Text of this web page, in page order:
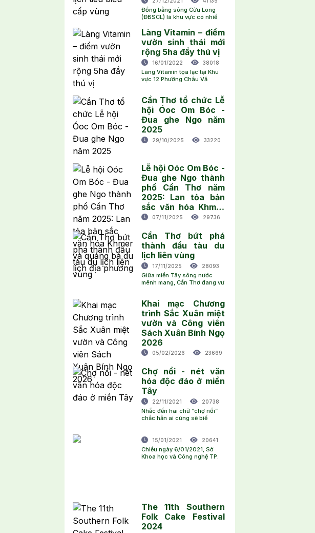
Đồng bằng sông Cửu Long
(ĐBSCL) là khu vực có nhiề
Làng Vitamin – điểm
vườn sinh thái mới
rộng 5ha đầy thú vị
16/01/2022 38018
Làng Vitamin tọa lạc tại Khu
vực 12 Phường Châu Vă
Cần Thơ tổ chức Lễ
hội Óoc Om Bóc -
Đua ghe Ngo năm
2025
29/10/2025 33220
Lễ hội Oóc Om Bóc -
Đua ghe Ngo thành
phố Cần Thơ năm
2025: Lan tỏa bản
sắc văn hóa Khmer
và quảng bá du lịch
07/11/2025 29736
Cần Thơ bứt phá
thành đầu tàu du
lịch liên vùng
17/11/2025 28093
Giữa miền Tây sông nước
mênh mang, Cần Thơ đang vư
Khai mạc Chương
trình Sắc Xuân miệt
vườn và Công viên
Sách Xuân Bính Ngọ
2026
05/02/2026 23669
Chợ nổi - nét văn
hóa độc đáo ở miền
Tây
22/11/2021 20738
Nhắc đến hai chữ “chợ nổi”
chắc hẳn ai cũng sẽ biế
15/01/2021 20641
Chiều ngày 6/01/2021, Sở
Khoa học và Công nghệ TP.
The 11th Southern
Folk Cake Festival
2024